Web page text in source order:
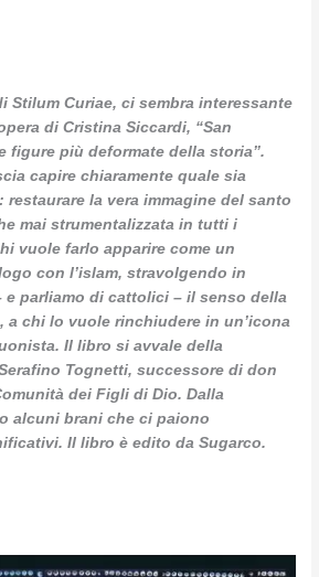
Stilum Curiae, ci sembra interessante
di Cristina Siccardi, “San
figure più deformate della storia”.
capire chiaramente quale sia
restaurare la vera immagine del santo
mai strumentalizzata in tutti i
vuole farlo apparire come un
con l’islam, stravolgendo in
e parliamo di cattolici – il senso della
a chi lo vuole rinchiudere in un’icona
Il libro si avvale della
Tognetti, successore di don
dei Figli di Dio. Dalla
alcuni brani che ci paiono
Il libro è edito da Sugarco.